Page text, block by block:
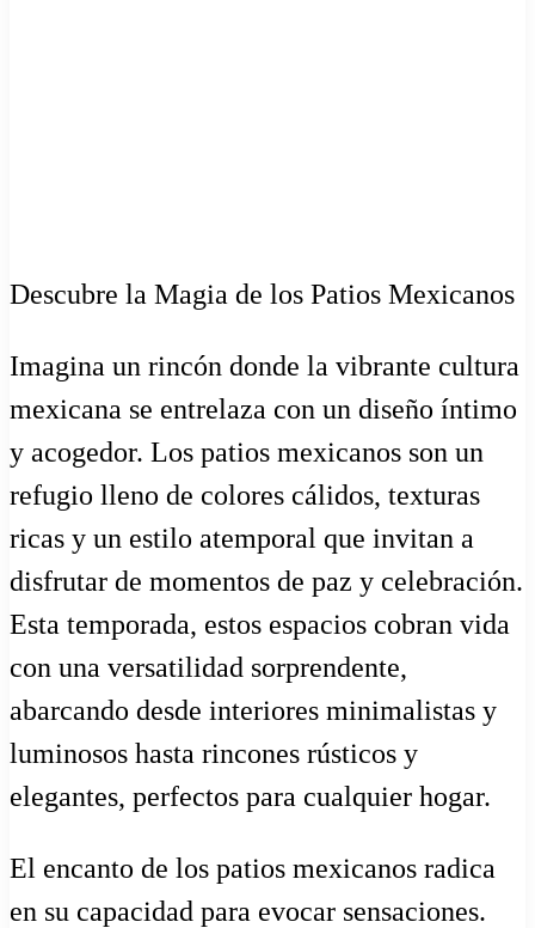
Descubre la Magia de los Patios Mexicanos
Imagina un rincón donde la vibrante cultura
mexicana se entrelaza con un diseño íntimo
y acogedor. Los patios mexicanos son un
refugio lleno de colores cálidos, texturas
ricas y un estilo atemporal que invitan a
disfrutar de momentos de paz y celebración.
Esta temporada, estos espacios cobran vida
con una versatilidad sorprendente,
abarcando desde interiores minimalistas y
luminosos hasta rincones rústicos y
elegantes, perfectos para cualquier hogar.
El encanto de los patios mexicanos radica
en su capacidad para evocar sensaciones.